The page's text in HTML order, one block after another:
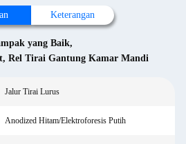
Keterangan
yang Baik,
, Rel Tirai Gantung Kamar Mandi
Jalur Tirai Lurus
Anodized Hitam/Elektroforesis Putih